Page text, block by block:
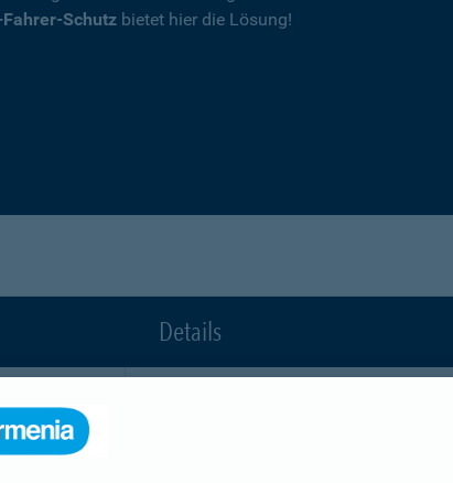
Schutz bietet hier die Lösung!
Details
die Ihnen nach einem Unfall durch die
Ihnen wegen einer unerlaubten